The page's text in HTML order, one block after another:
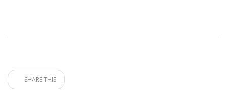
SHARE THIS